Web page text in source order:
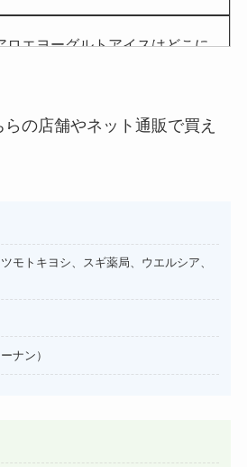
ロエヨーグルトアイスはどこに
駅やAmazonで買える？
セリアなど取扱店まとめ
の店舗やネット通販で買え
モトキヨシ、スギ薬局、ウエルシア、
ナン）